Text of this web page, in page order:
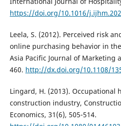
https://doi.org/10.1016/
Leela, S. (2012). Perceived risk
online purchasing behavior in
Asia Pacific Journal of Marketing
460. http://dx.doi.org/10.1108/
Lingard, H. (2013). Occupational
construction industry,
Economics, 31(6), 505-514.